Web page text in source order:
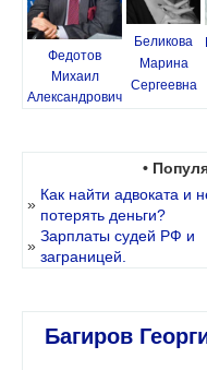
Федотов
Михаил
Александрович
Беликова
Марина
Сергеевна
•
»
Как найти адвоката и
потерять деньги?
»
Зарплаты судей РФ и
заграницей.
Багиров